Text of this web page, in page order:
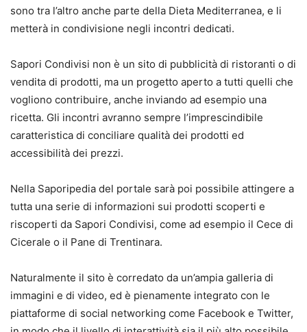
sono tra l’altro anche parte della Dieta Mediterranea, e li
metterà in condivisione negli incontri dedicati.
Sapori Condivisi non è un sito di pubblicità di ristoranti o di
vendita di prodotti, ma un progetto aperto a tutti quelli che
vogliono contribuire, anche inviando ad esempio una
ricetta. Gli incontri avranno sempre l’imprescindibile
caratteristica di conciliare qualità dei prodotti ed
accessibilità dei prezzi.
Nella Saporipedia del portale sarà poi possibile attingere a
tutta una serie di informazioni sui prodotti scoperti e
riscoperti da Sapori Condivisi, come ad esempio il Cece di
Cicerale o il Pane di Trentinara.
Naturalmente il sito è corredato da un’ampia galleria di
immagini e di video, ed è pienamente integrato con le
piattaforme di social networking come Facebook e Twitter,